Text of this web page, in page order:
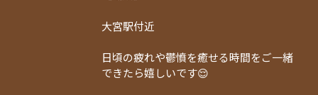
大宮駅付近
日頃の疲れや鬱憤を癒せる時間をご一緒
できたら嬉しいです😌